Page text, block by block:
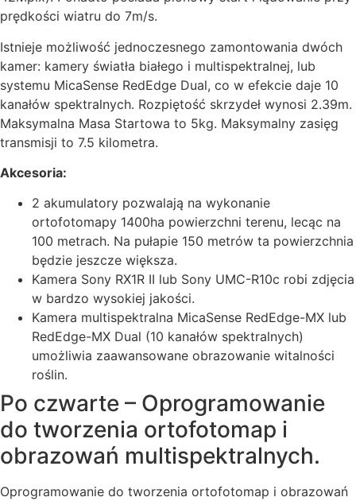
prędkości wiatru do 7m/s.
Istnieje możliwość jednoczesnego zamontowania dwóch
kamer: kamery światła białego i multispektralnej, lub
systemu MicaSense RedEdge Dual, co w efekcie daje 10
kanałów spektralnych. Rozpiętość skrzydeł wynosi 2.39m.
Maksymalna Masa Startowa to 5kg. Maksymalny zasięg
transmisji to 7.5 kilometra.
Akcesoria:
2 akumulatory pozwalają na wykonanie
ortofotomapy 1400ha powierzchni terenu, lecąc na
100 metrach. Na pułapie 150 metrów ta powierzchnia
będzie jeszcze większa.
Kamera Sony RX1R II lub Sony UMC-R10c robi zdjęcia
w bardzo wysokiej jakości.
Kamera multispektralna MicaSense RedEdge-MX lub
RedEdge-MX Dual (10 kanałów spektralnych)
umożliwia zaawansowane obrazowanie witalności
roślin.
Po czwarte – Oprogramowanie
do tworzenia ortofotomap i
obrazowań multispektralnych.
Oprogramowanie do tworzenia ortofotomap i obrazowań